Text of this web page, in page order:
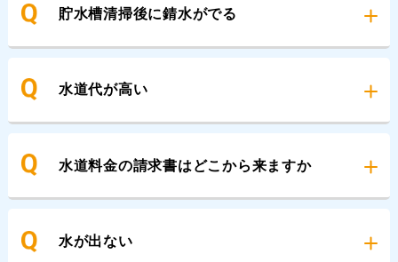
貯水槽清掃後に錆水がでる
水道代が高い
水道料金の請求書はどこから来ますか
水が出ない